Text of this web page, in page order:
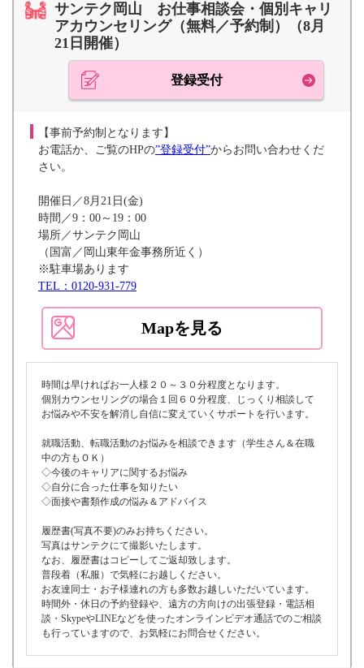
サンテク岡山 お仕事相談会・個別キャリ
アカウンセリング（無料／予約制）（8月
21日開催）
登録受付
【事前予約制となります】
お電話か、ご覧のHPの”登録受付”からお問い合わせくだ
さい。
開催日／8月21日(金)
時間／9：00～19：00
場所／サンテク岡山
（国富／岡山東年金事務所近く）
※駐車場あります
TEL：0120-931-779
Mapを見る
時間は早ければお一人様２０～３０分程度となります。
個別カウンセリングの場合１回６０分程度、じっくり相談して
お悩みや不安を解消し自信に変えていくサポートを行います。
就職活動、転職活動のお悩みを相談できます（学生さん＆在職
中の方もＯＫ）
◇今後のキャリアに関するお悩み
◇自分に合った仕事を知りたい
◇面接や書類作成の悩み＆アドバイス
履歴書(写真不要)のみお持ちください。
写真はサンテクにて撮影いたします。
なお、履歴書はコピーしてご返却致します。
普段着（私服）で気軽にお越しください。
お友達同士・お子様連れの方も多数お越しいただいています。
時間外・休日の予約登録や、遠方の方向けの出張登録・電話相
談・SkypeやLINEなどを使ったオンラインビデオ通話でのご相談
も行っていますので、お気軽にお問合せください。